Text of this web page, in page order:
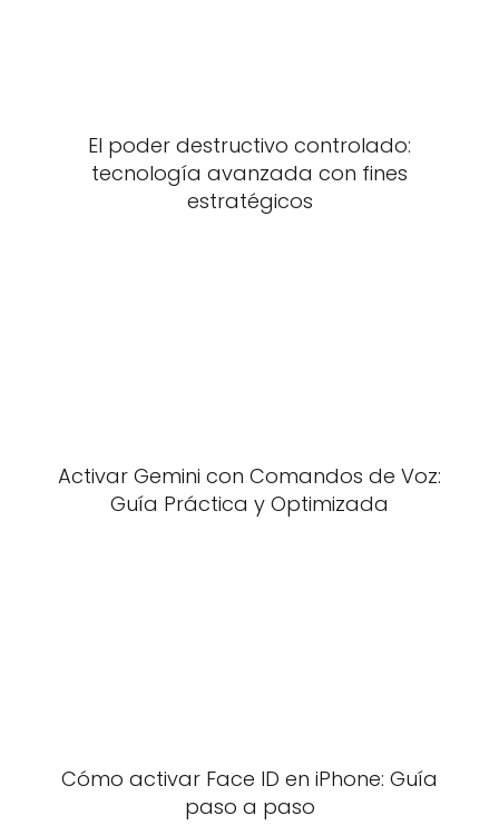
El poder destructivo controlado:
tecnología avanzada con fines
estratégicos
Activar Gemini con Comandos de Voz:
Guía Práctica y Optimizada
Cómo activar Face ID en iPhone: Guía
paso a paso